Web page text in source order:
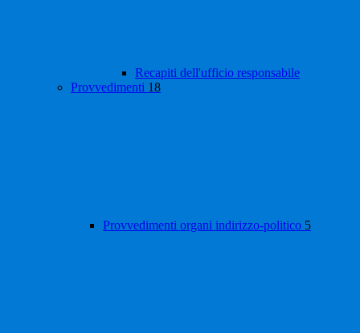
Recapiti dell'ufficio responsabile
Provvedimenti 18
Provvedimenti organi indirizzo-politico 5